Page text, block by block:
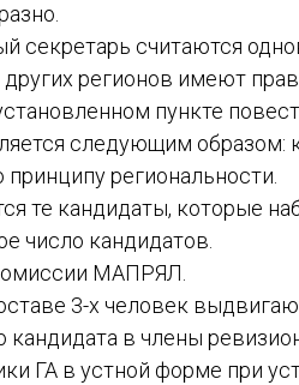
секретарь считаются
других регионов имеют
пункте
следующим
региональности.
те кандидаты, которые
число кандидатов.
МАПРЯЛ.
3-х человек
кандидата в члены
ГА в устной форме при
E-MAIL
СООБЩЕНИЕ
E-MAIL